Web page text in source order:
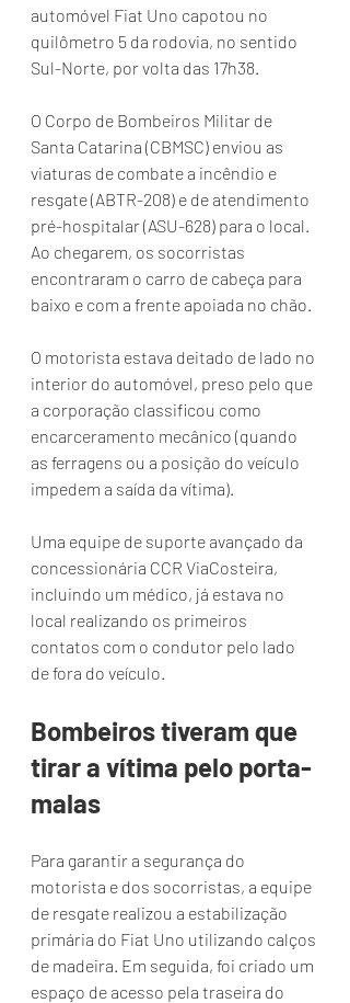
automóvel Fiat Uno capotou no
quilômetro 5 da rodovia, no sentido
Sul-Norte, por volta das 17h38.
O Corpo de Bombeiros Militar de
Santa Catarina (CBMSC) enviou as
viaturas de combate a incêndio e
resgate (ABTR-208) e de atendimento
pré-hospitalar (ASU-628) para o local.
Ao chegarem, os socorristas
encontraram o carro de cabeça para
baixo e com a frente apoiada no chão.
O motorista estava deitado de lado no
interior do automóvel, preso pelo que
a corporação classificou como
encarceramento mecânico (quando
as ferragens ou a posição do veículo
impedem a saída da vítima).
Uma equipe de suporte avançado da
concessionária CCR ViaCosteira,
incluindo um médico, já estava no
local realizando os primeiros
contatos com o condutor pelo lado
de fora do veículo.
Bombeiros tiveram que
tirar a vítima pelo porta-
malas
Para garantir a segurança do
motorista e dos socorristas, a equipe
de resgate realizou a estabilização
primária do Fiat Uno utilizando calços
de madeira. Em seguida, foi criado um
espaço de acesso pela traseira do